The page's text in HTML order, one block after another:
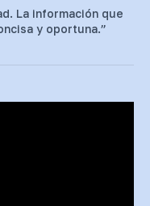
La información que
y oportuna.”